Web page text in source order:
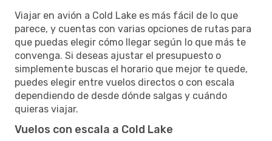
Viajar en avión a Cold Lake es más fácil de lo que
parece, y cuentas con varias opciones de rutas para
que puedas elegir cómo llegar según lo que más te
convenga. Si deseas ajustar el presupuesto o
simplemente buscas el horario que mejor te quede,
puedes elegir entre vuelos directos o con escala
dependiendo de desde dónde salgas y cuándo
quieras viajar.
Vuelos con escala a Cold Lake